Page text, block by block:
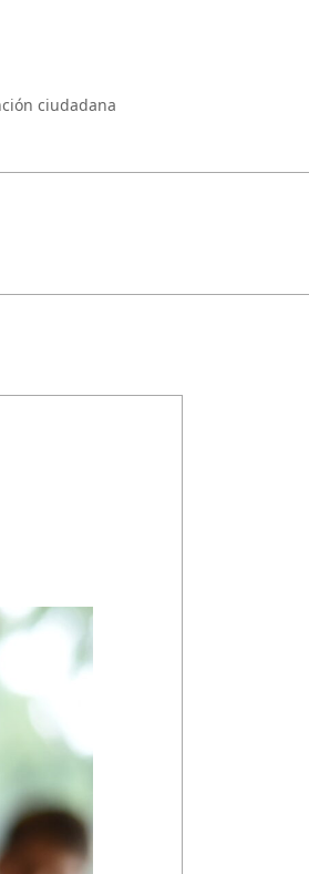
ciudadana